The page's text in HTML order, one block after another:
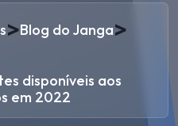
>Blog do Janga>
disponíveis aos
em 2022